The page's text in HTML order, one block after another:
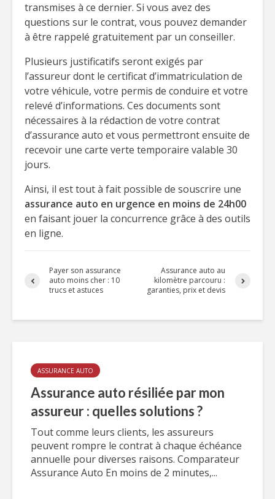
transmises à ce dernier. Si vous avez des
questions sur le contrat, vous pouvez demander
à être rappelé gratuitement par un conseiller.
Plusieurs justificatifs seront exigés par
l’assureur dont le certificat d’immatriculation de
votre véhicule, votre permis de conduire et votre
relevé d’informations. Ces documents sont
nécessaires à la rédaction de votre contrat
d’assurance auto et vous permettront ensuite de
recevoir une carte verte temporaire valable 30
jours.
Ainsi, il est tout à fait possible de souscrire une
assurance auto en urgence en moins de 24h00
en faisant jouer la concurrence grâce à des outils
en ligne.
Payer son assurance
auto moins cher : 10
trucs et astuces
Assurance auto au
kilomètre parcouru :
garanties, prix et devis
ASSURANCE AUTO
Assurance auto résiliée par mon
assureur : quelles solutions ?
Tout comme leurs clients, les assureurs
peuvent rompre le contrat à chaque échéance
annuelle pour diverses raisons. Comparateur
Assurance Auto En moins de 2 minutes,...